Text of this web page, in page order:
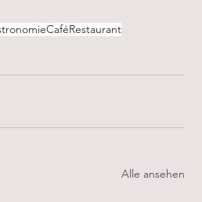
CaféRestaurant
Alle ansehen